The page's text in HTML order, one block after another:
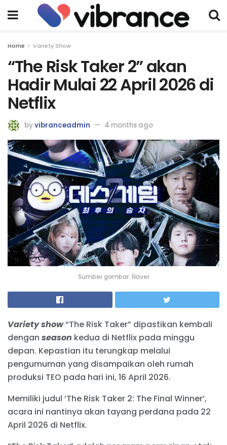
Home Variety Show
“The Risk Taker 2” akan
Hadir Mulai 22 April 2026 di
Netflix
byvibranceadmin 4 months ago
Sumber gambar: Naver
Variety show“The Risk Taker” dipastikan kembali
dengan season kedua di Netflix pada minggu
depan. Kepastian itu terungkap melalui
pengumuman yang disampaikan oleh rumah
produksi TEO pada hari ini, 16 April 2026.
Memiliki judul ‘The Risk Taker 2: The Final Winner’,
acara ini nantinya akan tayang perdana pada 22
April 2026 di Netflix.